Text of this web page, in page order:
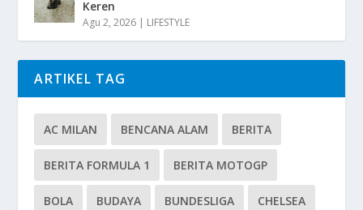
Keren
Agu 2, 2026 | LIFESTYLE
ARTIKEL TAG
AC MILAN BENCANA ALAM BERITA
BERITA FORMULA 1 BERITA MOTOGP
BOLA BUDAYA BUNDESLIGA CHELSEA